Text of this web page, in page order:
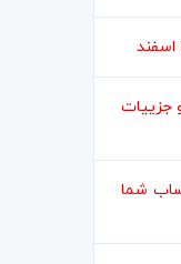
جزییات
شما